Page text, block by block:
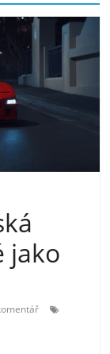
jako